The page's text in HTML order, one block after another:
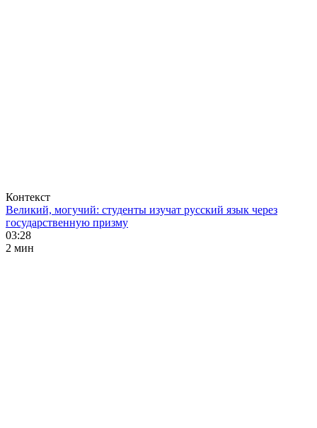
Контекст
Великий, могучий: студенты изучат русский язык через
государственную призму
03:28
2 мин